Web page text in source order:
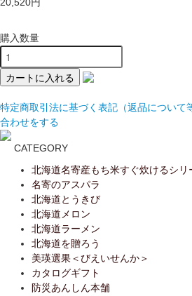
購入数量
特定商取引法に基づく表記（返品について
合わせをする
CATEGORY
北海道名寄産もち米すぐ炊けるシリ
名寄のアスパラ
北海道とうきび
北海道メロン
北海道ラーメン
北海道を贈ろう
美瑛選果＜びえいせんか＞
カタログギフト
防災あんしん本舗